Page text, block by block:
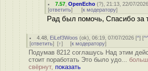
7.57 ,OpenEcho (?), 21:13, 22/07/
[ответить] [к модератору]
Рад был помочь, Спасибо за
4.48 EiLef3Woos (ok), 06:19, 07/07/2026 [^] [
[ответить] [↑] [к модератору]
Подумав 8212 соглашусь Над этим
стоит поработать Это было удо...
свёрнут, показать